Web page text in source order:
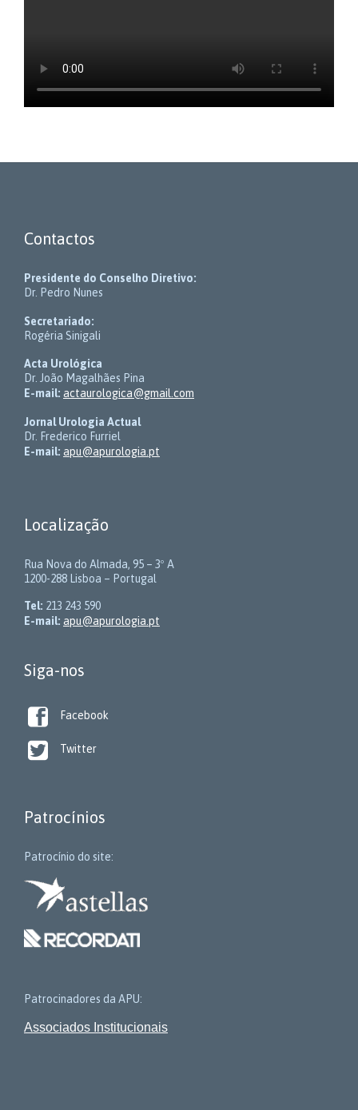
Contactos
Presidente do Conselho Diretivo:
Dr. Pedro Nunes
Secretariado:
Rogéria Sinigali
Acta Urológica
Dr. João Magalhães Pina
E-mail: actaurologica@gmail.com
Jornal Urologia Actual
Dr. Frederico Furriel
E-mail: apu@apurologia.pt
Localização
Rua Nova do Almada, 95 – 3º A
1200-288 Lisboa – Portugal
Tel: 213 243 590
E-mail: apu@apurologia.pt
Siga-nos
 Facebook
 Twitter
Patrocínios
Patrocínio do site:
Patrocinadores da APU:
Associados Institucionais